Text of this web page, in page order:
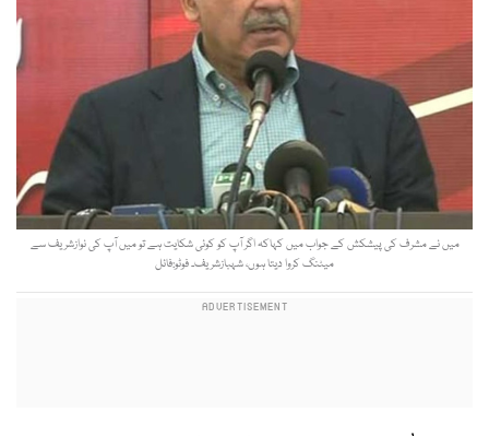
میں نے مشرف کی پیشکش کے جواب میں کہاکہ اگر آپ کو کوئی شکایت ہے تو میں آپ کی نوازشریف سے
میٹنگ کروا دیتا ہوں، شہبازشریف۔ فوٹو:فائل